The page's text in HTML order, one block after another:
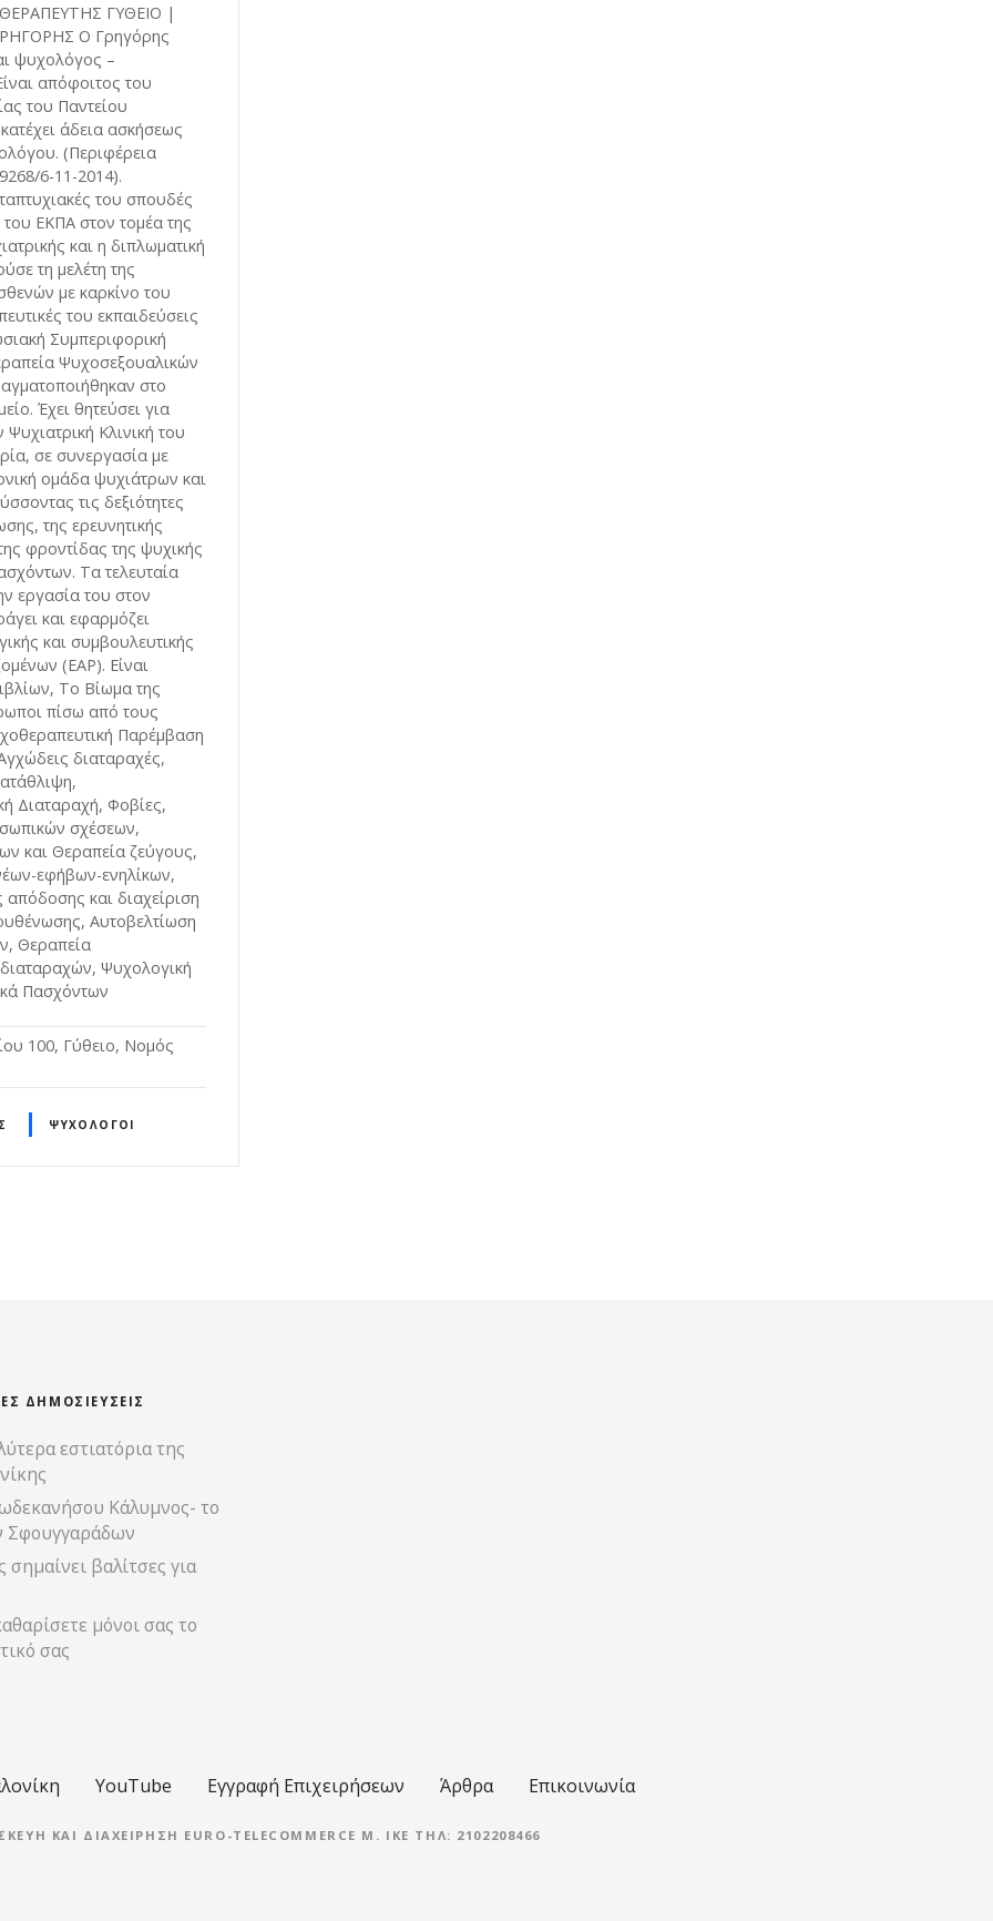
ΓΥΘΕΙΟ |
Ο Γρηγόρης
ψυχολόγος –
απόφοιτος του
του Παντείου
άδεια ασκήσεως
(Περιφέρεια
6-11-2014).
του σπουδές
του ΕΚΠΑ στον τομέα της
και η διπλωματική
τη μελέτη της
με καρκίνο του
του εκπαιδεύσεις
Συμπεριφορική
Ψυχοσεξουαλικών
στο
Έχει θητεύσει για
Κλινική του
σε συνεργασία με
ομάδα ψυχιάτρων και
τις δεξιότητες
της ερευνητικής
φροντίδας της ψυχικής
Τα τελευταία
εργασία του στον
και εφαρμόζει
και συμβουλευτικής
(EAP). Είναι
Το Βίωμα της
πίσω από τους
Παρέμβαση
διαταραχές,
Διαταραχή, Φοβίες,
σχέσεων,
και Θεραπεία ζεύγους,
εφήβων-ενηλίκων,
και διαχείριση
Αυτοβελτίωση
Θεραπεία
Ψυχολογική
Πασχόντων
100, Γύθειο, Νομός
ΨΥΧΟΛΌΓΟΙ
ΔΗΜΟΣΙΕΎΣΕΙΣ
εστιατόρια της
Κάλυμνος- το
Σφουγγαράδων
σημαίνει βαλίτσες για
μόνοι σας το
σας
YouTube Εγγραφή Επιχειρήσεων Άρθρα Επικοινωνία
ΚΑΙ ΔΙΑΧΕΊΡΗΣΗ EURO-TELECOMMERCE M. IKE ΤΗΛ: 2102208466